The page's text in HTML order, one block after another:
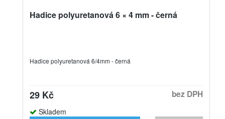
Hadice polyuretanová 6 × 4 mm - černá
Hadice polyuretanová 6/4mm - černá
29 Kč bez DPH
Skladem